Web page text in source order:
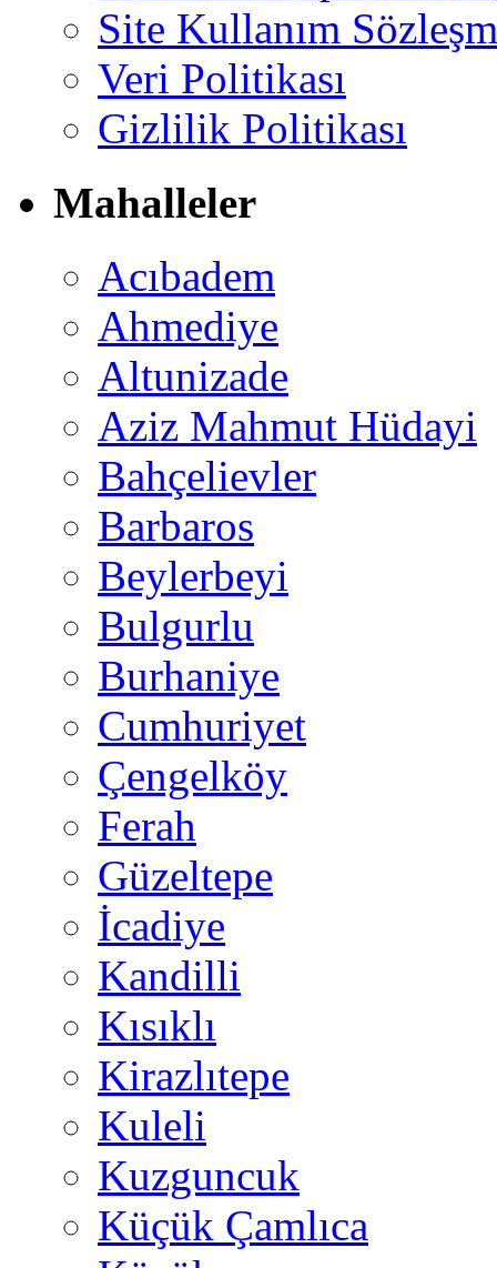
Site Kullanım
Veri Politikası
Gizlilik Politikası
Mahalleler
Acıbadem
Ahmediye
Altunizade
Aziz Mahmut Hüdayi
Bahçelievler
Barbaros
Beylerbeyi
Bulgurlu
Burhaniye
Cumhuriyet
Çengelköy
Ferah
Güzeltepe
İcadiye
Kandilli
Kısıklı
Kirazlıtepe
Kuleli
Kuzguncuk
Küçük Çamlıca